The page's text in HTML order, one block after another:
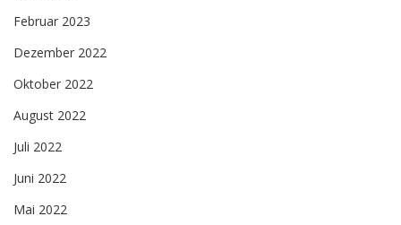
Februar 2023
Dezember 2022
Oktober 2022
August 2022
Juli 2022
Juni 2022
Mai 2022